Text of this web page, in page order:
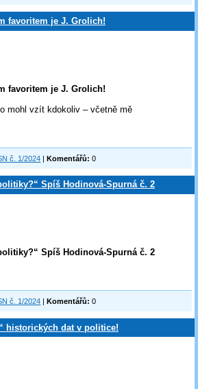
favoritem je J. Grolich!
favoritem je J. Grolich!
mohl vzít kdokoliv – včetně mě
č. 1/2024 |Komentářů: 0
Spíš Hodinová-Spurná č. 2
Spíš Hodinová-Spurná č. 2
č. 1/2024 |Komentářů: 0
historických dat v politice!